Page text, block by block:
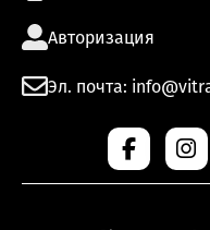
Авторизация
Эл. почта: